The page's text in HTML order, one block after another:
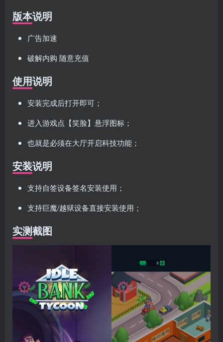
版本说明
广告加速
破解内购 随意充值
使用说明
安装完成后打开即可；
进入游戏点【笑脸】悬浮图标；
也就是必须在大厅开启科技功能；
安装说明
支持自签设备签名安装使用；
支持巨魔/越狱设备直接安装使用；
实测截图